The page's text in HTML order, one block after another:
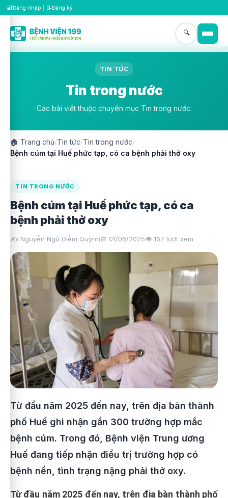
🔐Đăng nhập 📝Đăng ký
🔍
TIN TỨC
Tin trong nước
Các bài viết thuộc chuyên mục Tin trong nước.
🏠 Trang chủ/Tin tức/Tin trong nước/
Bệnh cúm tại Huế phức tạp, có ca bệnh phải thở oxy
TIN TRONG NƯỚC
Bệnh cúm tại Huế phức tạp, có ca
bệnh phải thở oxy
✍️ Nguyễn Ngô Diễm Quỳnh📅 01/06/2025👁️ 167 lượt xem
Từ đầu năm 2025 đến nay, trên địa bàn thành
phố Huế ghi nhận gần 300 trường hợp mắc
bệnh cúm. Trong đó, Bệnh viện Trung ương
Huế đang tiếp nhận điều trị trường hợp có
bệnh nền, tình trạng nặng phải thở oxy.
Từ đầu năm 2025 đến nay, trên địa bàn thành phố